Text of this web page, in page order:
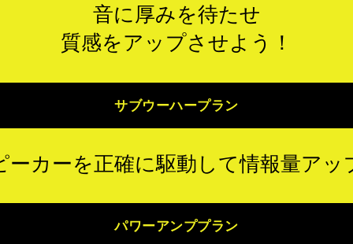
音に厚みを待たせ
質感をアップさせよう！
サブウーハープラン
ーカーを正確に駆動して情報量アッ
パワーアンププラン